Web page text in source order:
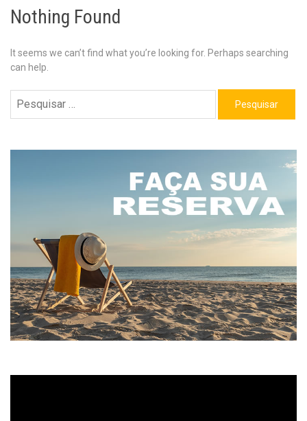
Nothing Found
It seems we can’t find what you’re looking for. Perhaps searching
can help.
por: